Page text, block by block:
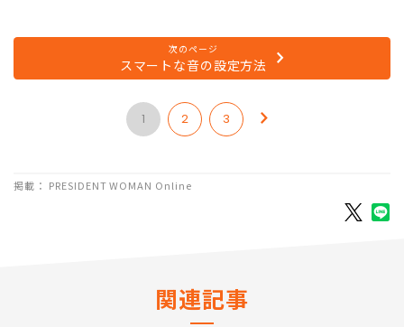
次のページ
スマートな音の設定方法
1 2 3
掲載： PRESIDENT WOMAN Online
関連記事